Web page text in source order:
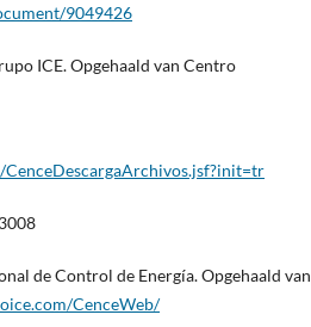
9049426
ICE. Opgehaald van Centro
de Control de Energía. Opgehaald van
CenceWeb/